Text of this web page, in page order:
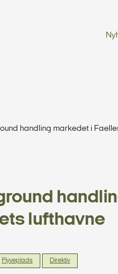
handling markedet i
lufthavne
Flyveplads Direktiv